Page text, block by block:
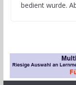
bedient wurde.